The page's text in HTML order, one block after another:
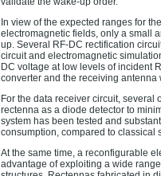
In view of the expected ranges for
electromagnetic fields, only a small
up. Several RF-DC rectification
circuit and electromagnetic
DC voltage at low levels of incident
converter and the receiving
For the data receiver circuit,
rectenna as a diode detector to
system has been tested and
consumption, compared to classical
At the same time, a reconfigurable
advantage of exploiting a wide